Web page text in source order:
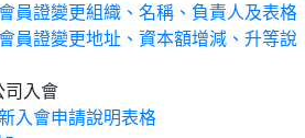
員證變更組織、名稱、負責人及表格
員證變更地址、資本額增減、升等說
司入會
入會申請說明表格